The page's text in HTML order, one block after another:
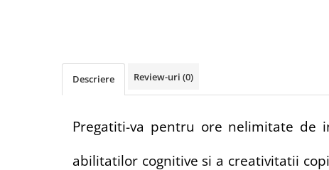
Descriere Review-uri (0)
Pregatiti-va pentru ore nelimitate de
abilitatilor cognitive si a creativitatii